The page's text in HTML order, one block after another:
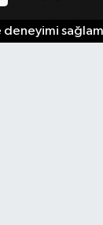
deneyimi